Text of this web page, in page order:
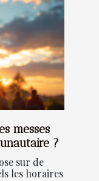
messes
?
sur de
les horaires